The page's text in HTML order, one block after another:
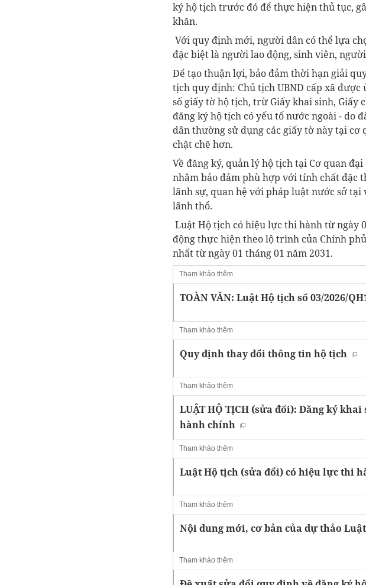
ký hộ tịch trước đó để thực hiện thủ tục,
khăn.
Với quy định mới, người dân có thể lựa
đặc biệt là người lao động, sinh viên,
Để tạo thuận lợi, bảo đảm thời hạn giải
tịch quy định: Chủ tịch UBND cấp xã
số giấy tờ hộ tịch, trừ Giấy khai sinh,
đăng ký hộ tịch có yếu tố nước ngoài - do
dân thường sử dụng các giấy tờ này tại cơ
chặt chẽ hơn.
Về đăng ký, quản lý hộ tịch tại Cơ quan
nhằm bảo đảm phù hợp với tính chất đặc
lãnh sự, quan hệ với pháp luật nước sở
lãnh thổ.
Luật Hộ tịch có hiệu lực thi hành từ ngày
động thực hiện theo lộ trình của Chính
nhất từ ngày 01 tháng 01 năm 2031.
Tham khảo thêm
TOÀN VĂN: Luật Hộ tịch số 03/2026/
Tham khảo thêm
Quy định thay đổi thông tin hộ tịch
Tham khảo thêm
LUẬT HỘ TỊCH (sửa đổi): Đăng ký
hành chính
Tham khảo thêm
Luật Hộ tịch (sửa đổi) có hiệu lực thi
Tham khảo thêm
Nội dung mới, cơ bản của dự thảo
Tham khảo thêm